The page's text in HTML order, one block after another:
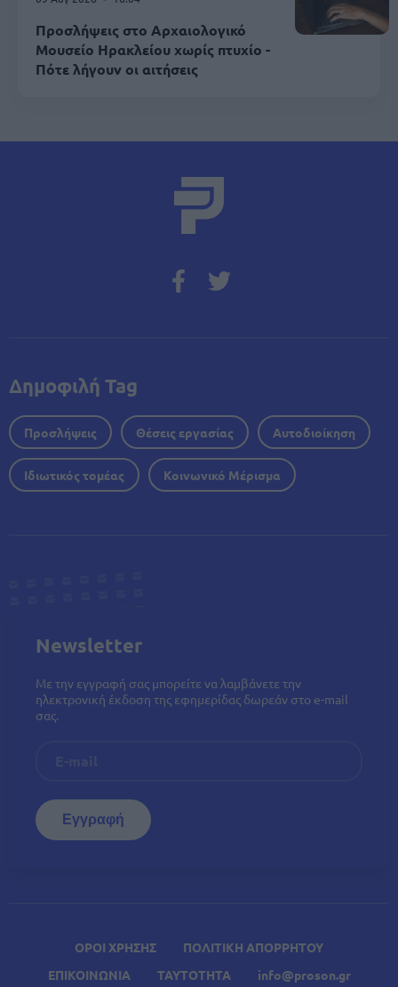
Προσλήψεις στο Αρχαιολογικό
Μουσείο Ηρακλείου χωρίς πτυχίο -
Πότε λήγουν οι αιτήσεις
ΟΡΟΙ ΧΡΗΣΗΣ
ΠΟΛΙΤΙΚΗ ΑΠΟΡΡΗΤΟΥ
ΕΠΙΚΟΙΝΩΝΙΑ
ΤΑΥΤΟΤΗΤΑ info@proson.gr
Δημοφιλή Tag
Προσλήψεις Θέσεις εργασίας Αυτοδιοίκηση
Ιδιωτικός τομέας Κοινωνικό Μέρισμα
Newsletter
Με την εγγραφή σας μπορείτε να λαμβάνετε την
ηλεκτρονική έκδοση της εφημερίδας δωρεάν στο e-mail
σας.